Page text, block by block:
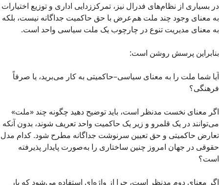
در بسیاری از نظام‌های فدرال نیز، تمرکززدایی اداری و توزیع اختیارات
به معنای وجود چند ملت هم‌عرض با حق حاکمیت جداگانه نیست، بلکه
به معنای مدیریت تنوع در چارچوب یک ملت سیاسی واحد است.
بنابراین پرسش روشن است:
آیا شما ملت را به معنای سیاسی–حاکمیتی به کار می‌برید، یا صرفاً
فرهنگی؟
اگر معنای نخست مدنظر است، باید توضیح دهید چگونه چند «ملت»
می‌توانند در یک قلمرو و زیر یک حاکمیت واحد تعریف شوند، بدون آنکه
تعارض حاکمیتی و حق تعیین سرنوشت جداگانه مطرح شود. کدام مدل
حقوقی در جهان امروز چنین ساختاری را به‌صورت پایدار پذیرفته
است؟
اگر معنای دوم مدنظر است، چرا از واژه‌ای استفاده می‌شود که بار